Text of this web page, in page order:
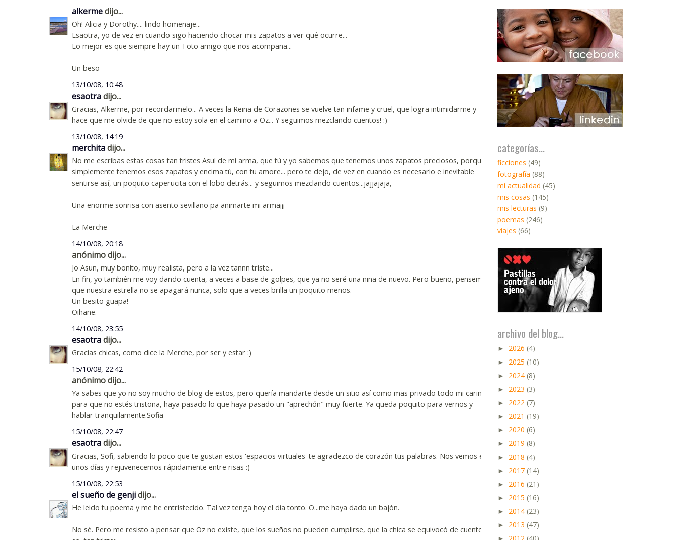
alkermedijo...
Oh! Alicia y Dorothy.... lindo homenaje...
Esaotra, yo de vez en cuando sigo haciendo chocar mis zapatos a ver qué ocurre...
Lo mejor es que siempre hay un Toto amigo que nos acompaña...
Un beso
13/10/08, 10:48
esaotradijo...
Gracias, Alkerme, por recordarmelo... A veces la Reina de Corazones se vuelve tan infame y cruel, que logra intimidarme y
hace que me olvide de que no estoy sola en el camino a Oz... Y seguimos mezclando cuentos! :)
13/10/08, 14:19
merchitadijo...
No me escribas estas cosas tan tristes Asul de mi arma, que tú y yo sabemos que tenemos unos zapatos preciosos, porque
simplemente tenemos esos zapatos y encima tú, con tu amore... pero te dejo, de vez en cuando es necesario e inevitable
sentirse así, un poquito caperucita con el lobo detrás... y seguimos mezclando cuentos...jajjajaja,
Una enorme sonrisa con asento sevillano pa animarte mi arma¡¡¡
La Merche
14/10/08, 20:18
anónimo dijo...
Jo Asun, muy bonito, muy realista, pero a la vez tannn triste...
En fin, yo también me voy dando cuenta, a veces a base de golpes, que ya no seré una niña de nuevo. Pero bueno, pensemos
que nuestra estrella no se apagará nunca, solo que a veces brilla un poquito menos.
Un besito guapa!
Oihane.
14/10/08, 23:55
esaotradijo...
Gracias chicas, como dice la Merche, por ser y estar :)
15/10/08, 22:42
anónimo dijo...
Ya sabes que yo no soy mucho de blog de estos, pero quería mandarte desde un sitio así como mas privado todo mi cariño,
para que no estés tristona, haya pasado lo que haya pasado un "aprechón" muy fuerte. Ya queda poquito para vernos y
hablar tranquilamente.Sofia
15/10/08, 22:47
esaotradijo...
Gracias, Sofi, sabiendo lo poco que te gustan estos 'espacios virtuales' te agradezco de corazón tus palabras. Nos vemos en
unos días y rejuvenecemos rápidamente entre risas :)
15/10/08, 22:53
el sueño de genjidijo...
He leido tu poema y me he entristecido. Tal vez tenga hoy el día tonto. O...me haya dado un bajón.
No sé. Pero me resisto a pensar que Oz no existe, que los sueños no pueden cumplirse, que la chica se equivocó de cuento,
categorías...
ficciones (49)
fotografía (88)
mi actualidad (45)
mis cosas (145)
mis lecturas (9)
poemas (246)
viajes (66)
archivo del blog...
► 2026 (4)
► 2025 (10)
► 2024 (8)
► 2023 (3)
► 2022 (7)
► 2021 (19)
► 2020 (6)
► 2019 (8)
► 2018 (4)
► 2017 (14)
► 2016 (21)
► 2015 (16)
► 2014 (23)
► 2013 (47)